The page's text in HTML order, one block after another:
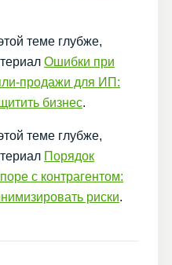
теме глубже,
Ошибки при
продажи для ИП:
бизнес.
теме глубже,
Порядок
с контрагентом:
риски.